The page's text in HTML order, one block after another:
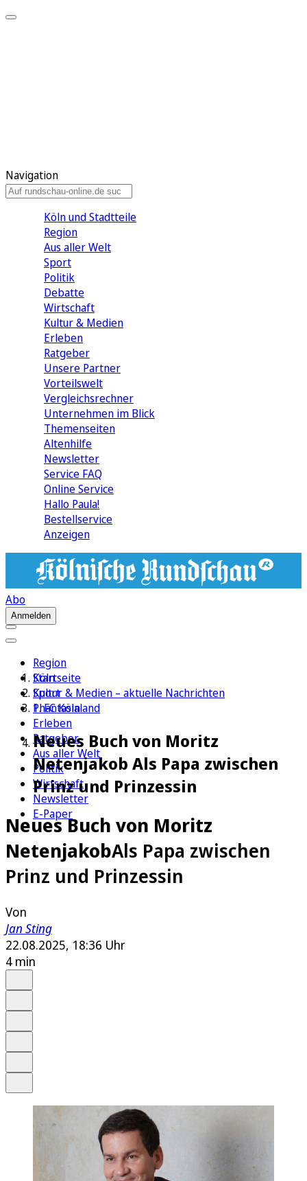
Navigation
Köln und Stadtteile
Region
Aus aller Welt
Sport
Politik
Debatte
Wirtschaft
Kultur & Medien
Erleben
Ratgeber
Unsere Partner
Vorteilswelt
Vergleichsrechner
Unternehmen im Blick
Themenseiten
Altenhilfe
Newsletter
Service FAQ
Online Service
Hallo Paula!
Bestellservice
Anzeigen
Abo
Anmelden
Region
Köln
Sport
1. FC Köln
Erleben
Ratgeber
Aus aller Welt
Politik
Wirtschaft
Newsletter
E-Paper
Startseite
Kultur & Medien – aktuelle Nachrichten
Phantasialand
Neues Buch von Moritz
Netenjakob Als Papa zwischen
Prinz und Prinzessin
Neues Buch von Moritz
NetenjakobAls Papa zwischen
Prinz und Prinzessin
Von
Jan Sting
22.08.2025, 18:36 Uhr
4 min